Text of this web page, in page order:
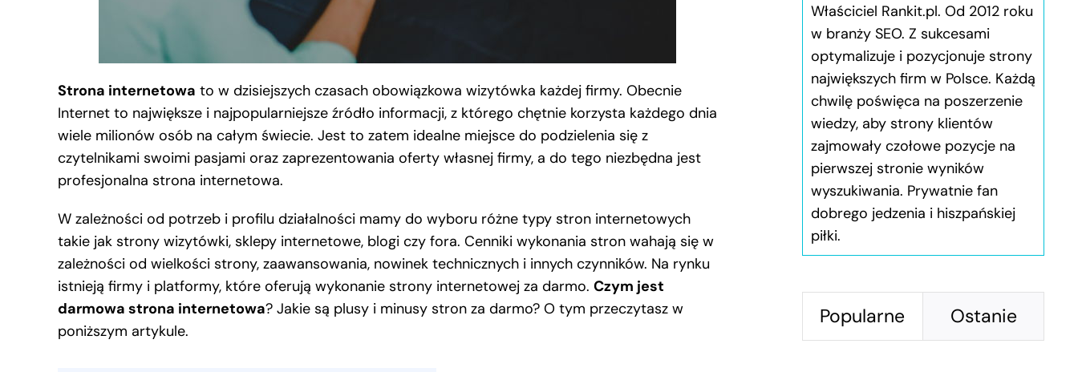
Strona internetowa to w dzisiejszych czasach obowiązkowa wizytówka każdej firmy. Obecnie
Internet to największe i najpopularniejsze źródło informacji, z którego chętnie korzysta każdego dnia
wiele milionów osób na całym świecie. Jest to zatem idealne miejsce do podzielenia się z
czytelnikami swoimi pasjami oraz zaprezentowania oferty własnej firmy, a do tego niezbędna jest
profesjonalna strona internetowa.
W zależności od potrzeb i profilu działalności mamy do wyboru różne typy stron internetowych
takie jak strony wizytówki, sklepy internetowe, blogi czy fora. Cenniki wykonania stron wahają się w
zależności od wielkości strony, zaawansowania, nowinek technicznych i innych czynników. Na rynku
istnieją firmy i platformy, które oferują wykonanie strony internetowej za darmo. Czym jest
darmowa strona internetowa? Jakie są plusy i minusy stron za darmo? O tym przeczytasz w
poniższym artykule.
Właściciel Rankit.pl. Od 2012 roku
w branży SEO. Z sukcesami
optymalizuje i pozycjonuje strony
największych firm w Polsce. Każdą
chwilę poświęca na poszerzenie
wiedzy, aby strony klientów
zajmowały czołowe pozycje na
pierwszej stronie wyników
wyszukiwania. Prywatnie fan
dobrego jedzenia i hiszpańskiej
piłki.
Popularne Ostanie